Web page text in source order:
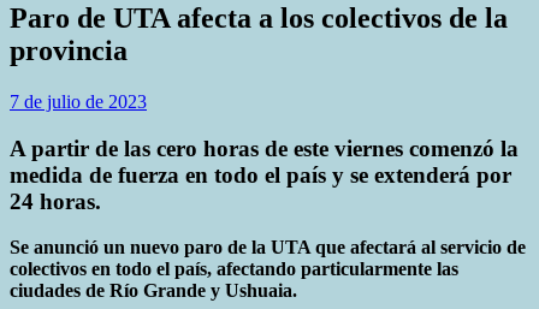
Paro de UTA afecta a los colectivos de la
provincia
7 de julio de 2023
A partir de las cero horas de este viernes comenzó la
medida de fuerza en todo el país y se extenderá por
24 horas.
Se anunció un nuevo paro de la UTA que afectará al servicio de
colectivos en todo el país, afectando particularmente las
ciudades de Río Grande y Ushuaia.